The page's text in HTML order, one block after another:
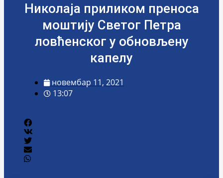
Николаја приликом преноса
моштију Светог Петра
ловћенског у обновљену
капелу
новембар 11, 2021
13:07